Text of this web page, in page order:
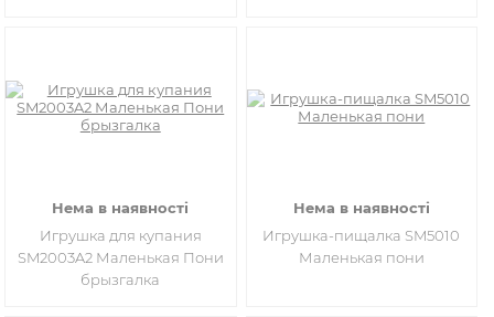
Нема в наявності
Игрушка для купания
SM2003A2 Маленькая Пони
брызгалка
Нема в наявності
Игрушка-пищалка SM5010
Маленькая пони